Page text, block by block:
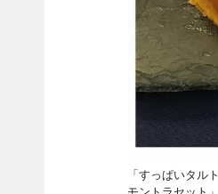
「すっぱいタル